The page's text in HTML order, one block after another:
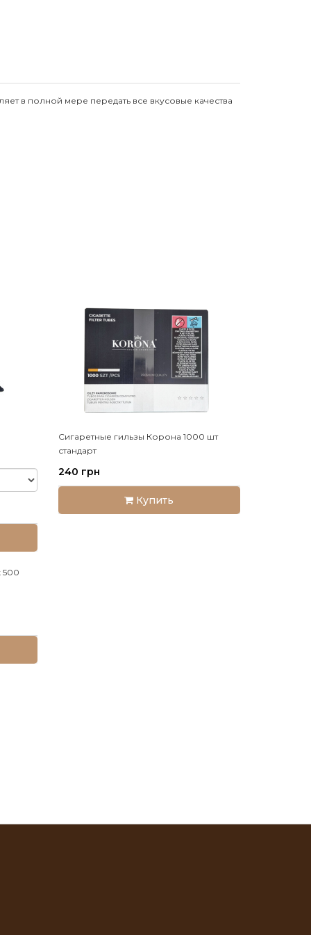
в полной мере передать все вкусовые качества
Сигаретные гильзы Корона 1000 шт
стандарт
240 грн
Купить